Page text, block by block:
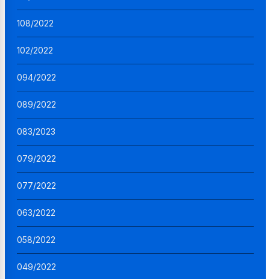
108/2022
102/2022
094/2022
089/2022
083/2023
079/2022
077/2022
063/2022
058/2022
049/2022